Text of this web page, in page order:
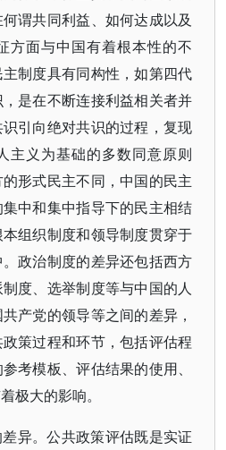
谓共同利益、如何达成以及
方面与中国有着根本性的不
制度具有同构性，如第四代
是在不断连接利益相关者并
引向绝对共识的过程，复现
主义为基础的多数同意原则
的形式民主不同，中国的民主
中和集中指导下的民主相结
组织制度和领导制度贯穿于
政治制度的差异还包括西方
度、选举制度等与中国的人
产党的领导等之间的差异，
策过程和环节，包括评估程
考模板、评估结果的使用、
极大的影响。
异。公共政策评估既是实证